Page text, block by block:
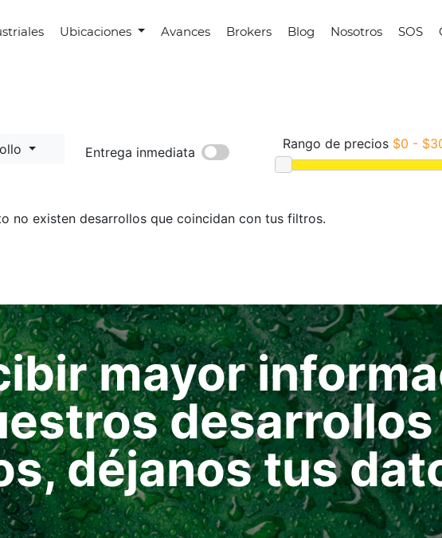
Ubicaciones Avances Brokers Blog Nosotros SOS
Entrega inmediata
Rango de precios $0 -
no existen desarrollos que coincidan con tus filtros.
mayor
desarrollos
déjanos tus